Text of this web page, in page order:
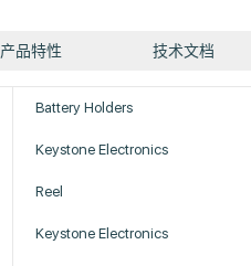
产品特性 技术文档
Battery Holders
Keystone Electronics
Reel
Keystone Electronics